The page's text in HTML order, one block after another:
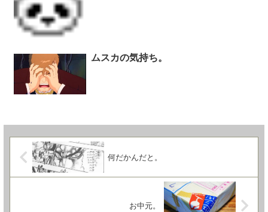
ムスカの気持ち。
何だかんだと。
お中元。